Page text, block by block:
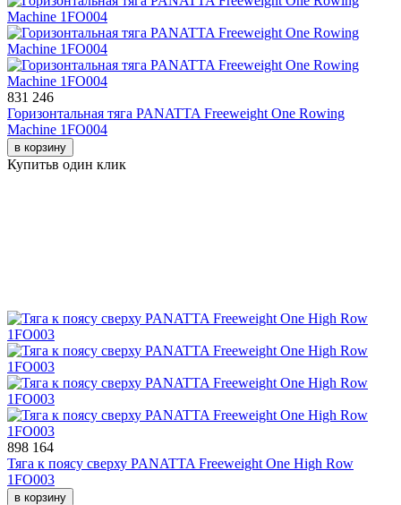
831 246
Горизонтальная тяга PANATTA Freeweight One Rowing
Machine 1FO004
в корзину
Купитьв один клик
898 164
Тяга к поясу сверху PANATTA Freeweight One High Row
1FO003
в корзину